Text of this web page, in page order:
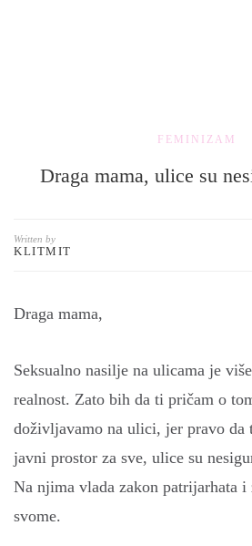
FEMINIZAM
Draga mama, ulice su
Written by
KLITMIT
Draga mama,
Seksualno nasilje na ulicama je
realnost. Zato bih da ti pričam o
doživljavamo na ulici, jer pravo da
javni prostor za sve, ulice su
Na njima vlada zakon patrijarhata i
svome.